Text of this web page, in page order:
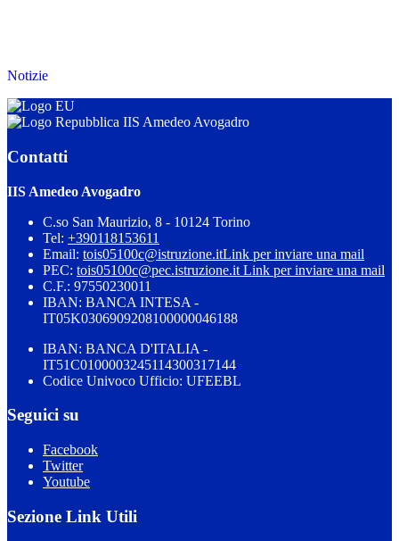
Notizie
IIS Amedeo Avogadro
Contatti
IIS Amedeo Avogadro
C.so San Maurizio, 8 - 10124 Torino
Tel: +390118153611
Email: tois05100c@istruzione.itLink per inviare una mail
PEC: tois05100c@pec.istruzione.it Link per inviare una mail
C.F.: 97550230011
IBAN: BANCA INTESA -
IT05K0306909208100000046188
IBAN: BANCA D'ITALIA -
IT51C0100003245114300317144
Codice Univoco Ufficio: UFEEBL
Seguici su
Facebook
Twitter
Youtube
Sezione Link Utili